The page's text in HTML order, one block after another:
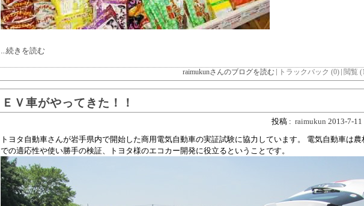
...続きを読む
raimukunさんのブログを読む トラックバック (0) 閲覧
ＥＶ車がやってきた！！
投稿 : raimukun 2013-7-11
トヨタ自動車さんが岩手県内で開始した商用電気自動車の実証試験に協力しています。 電気自動車は農
での適応性や使い勝手の検証、トヨタ様のエコカー開発に役立るということです。